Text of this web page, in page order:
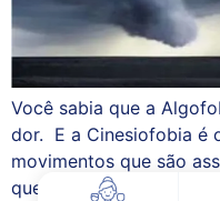
Você sabia que a
dor. E a Cinesiofobia é
movimentos que são
que sofrem de